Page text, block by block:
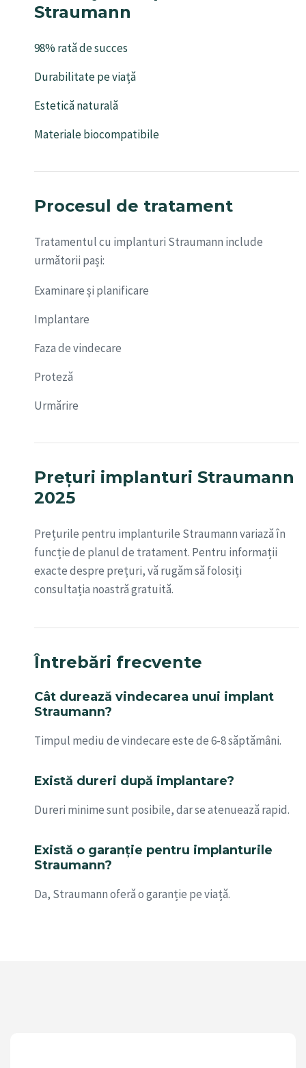
Straumann
98% rată de succes
Durabilitate pe viață
Estetică naturală
Materiale biocompatibile
Procesul de tratament
Tratamentul cu implanturi Straumann include
următorii pași:
Examinare și planificare
Implantare
Faza de vindecare
Proteză
Urmărire
Prețuri implanturi Straumann
2025
Prețurile pentru implanturile Straumann variază în
funcție de planul de tratament. Pentru informații
exacte despre prețuri, vă rugăm să folosiți
consultația noastră gratuită.
Întrebări frecvente
Cât durează vindecarea unui implant
Straumann?
Timpul mediu de vindecare este de 6-8 săptămâni.
Există dureri după implantare?
Dureri minime sunt posibile, dar se atenuează rapid.
Există o garanție pentru implanturile
Straumann?
Da, Straumann oferă o garanție pe viață.